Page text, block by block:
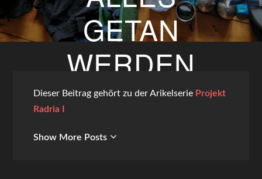
GETAN
WERDEN
MUSS
BYGUNTHER WEGS
Dieser Beitrag gehört zu der Arikelserie Projekt
Radria I
Show More Posts